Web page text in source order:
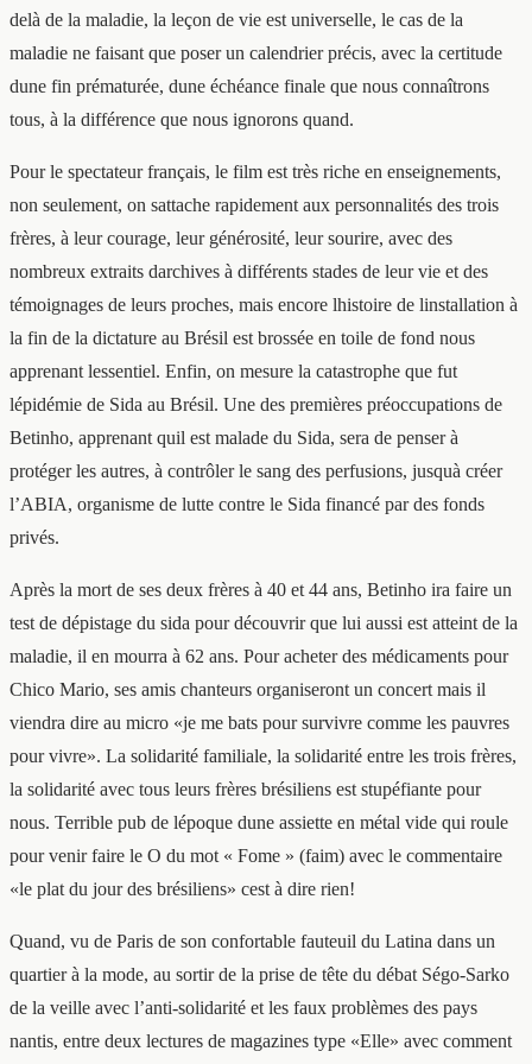
delà de la maladie, la leçon de vie est universelle, le cas de la
maladie ne faisant que poser un calendrier précis, avec la certitude
dune fin prématurée, dune échéance finale que nous connaîtrons
tous, à la différence que nous ignorons quand.
Pour le spectateur français, le film est très riche en enseignements,
non seulement, on sattache rapidement aux personnalités des trois
frères, à leur courage, leur générosité, leur sourire, avec des
nombreux extraits darchives à différents stades de leur vie et des
témoignages de leurs proches, mais encore lhistoire de linstallation à
la fin de la dictature au Brésil est brossée en toile de fond nous
apprenant lessentiel. Enfin, on mesure la catastrophe que fut
lépidémie de Sida au Brésil. Une des premières préoccupations de
Betinho, apprenant quil est malade du Sida, sera de penser à
protéger les autres, à contrôler le sang des perfusions, jusquà créer
l’ABIA, organisme de lutte contre le Sida financé par des fonds
privés.
Après la mort de ses deux frères à 40 et 44 ans, Betinho ira faire un
test de dépistage du sida pour découvrir que lui aussi est atteint de la
maladie, il en mourra à 62 ans. Pour acheter des médicaments pour
Chico Mario, ses amis chanteurs organiseront un concert mais il
viendra dire au micro «je me bats pour survivre comme les pauvres
pour vivre». La solidarité familiale, la solidarité entre les trois frères,
la solidarité avec tous leurs frères brésiliens est stupéfiante pour
nous. Terrible pub de lépoque dune assiette en métal vide qui roule
pour venir faire le O du mot « Fome » (faim) avec le commentaire
«le plat du jour des brésiliens» cest à dire rien!
Quand, vu de Paris de son confortable fauteuil du Latina dans un
quartier à la mode, au sortir de la prise de tête du débat Ségo-Sarko
de la veille avec l’anti-solidarité et les faux problèmes des pays
nantis, entre deux lectures de magazines type «Elle» avec comment